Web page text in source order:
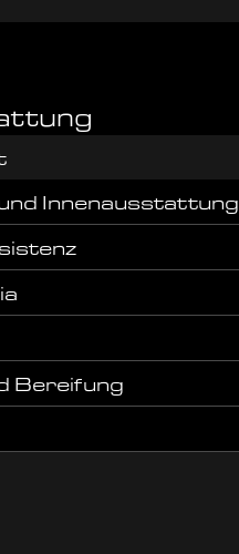
Innenausstattung
Bereifung